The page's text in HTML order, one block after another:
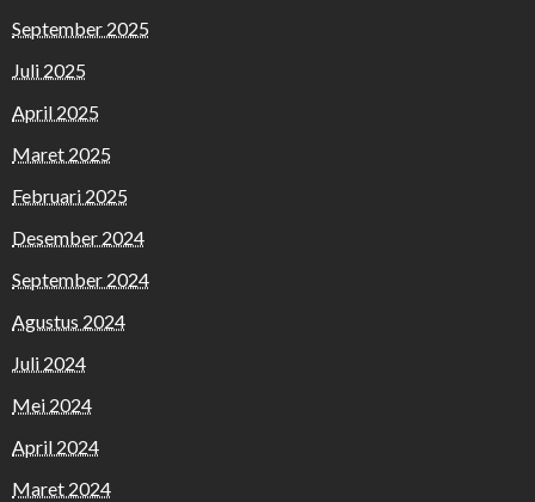
September 2025
Juli 2025
April 2025
Maret 2025
Februari 2025
Desember 2024
September 2024
Agustus 2024
Juli 2024
Mei 2024
April 2024
Maret 2024